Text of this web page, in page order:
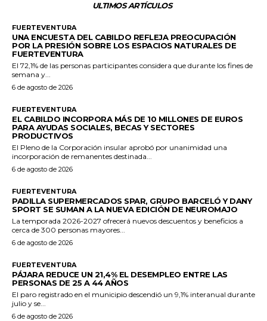
ULTIMOS ARTÍCULOS
FUERTEVENTURA
UNA ENCUESTA DEL CABILDO REFLEJA PREOCUPACIÓN
POR LA PRESIÓN SOBRE LOS ESPACIOS NATURALES DE
FUERTEVENTURA
El 72,1% de las personas participantes considera que durante los fines de
semana y...
6 de agosto de 2026
FUERTEVENTURA
EL CABILDO INCORPORA MÁS DE 10 MILLONES DE EUROS
PARA AYUDAS SOCIALES, BECAS Y SECTORES
PRODUCTIVOS
El Pleno de la Corporación insular aprobó por unanimidad una
incorporación de remanentes destinada...
6 de agosto de 2026
FUERTEVENTURA
PADILLA SUPERMERCADOS SPAR, GRUPO BARCELÓ Y DANY
SPORT SE SUMAN A LA NUEVA EDICIÓN DE NEUROMAJO
La temporada 2026-2027 ofrecerá nuevos descuentos y beneficios a
cerca de 300 personas mayores...
6 de agosto de 2026
FUERTEVENTURA
PÁJARA REDUCE UN 21,4% EL DESEMPLEO ENTRE LAS
PERSONAS DE 25 A 44 AÑOS
El paro registrado en el municipio descendió un 9,1% interanual durante
julio y se...
6 de agosto de 2026